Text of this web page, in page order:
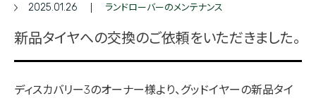
2025.01.26 ランドローバーのメンテナンス
新品タイヤへの交換のご依頼をいただきました。
ディスカバリー3のオーナー様より、グッドイヤーの新品タイ